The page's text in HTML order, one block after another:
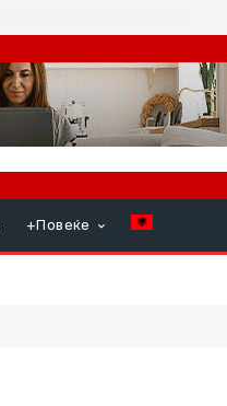
+Повеќе